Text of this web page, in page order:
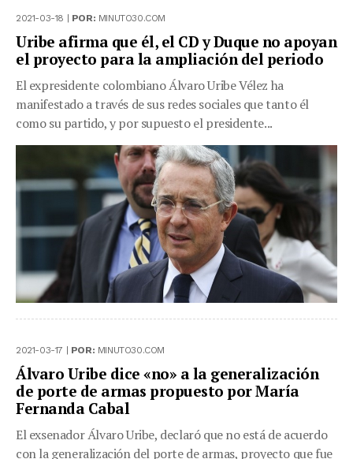
2021-03-18 | POR: MINUTO30.COM
Uribe afirma que él, el CD y Duque no apoyan
el proyecto para la ampliación del periodo
El expresidente colombiano Álvaro Uribe Vélez ha
manifestado a través de sus redes sociales que tanto él
como su partido, y por supuesto el presidente...
2021-03-17 | POR: MINUTO30.COM
Álvaro Uribe dice «no» a la generalización
de porte de armas propuesto por María
Fernanda Cabal
El exsenador Álvaro Uribe, declaró que no está de acuerdo
con la generalización del porte de armas, proyecto que fue